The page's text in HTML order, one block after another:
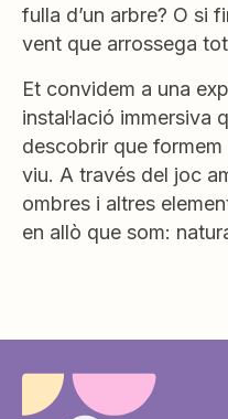
fulla d’un arbre? O si
vent que arrossega
Et convidem a una
instal·lació immersiva
descobrir que formem
viu. A través del joc
ombres i altres
en allò que som: